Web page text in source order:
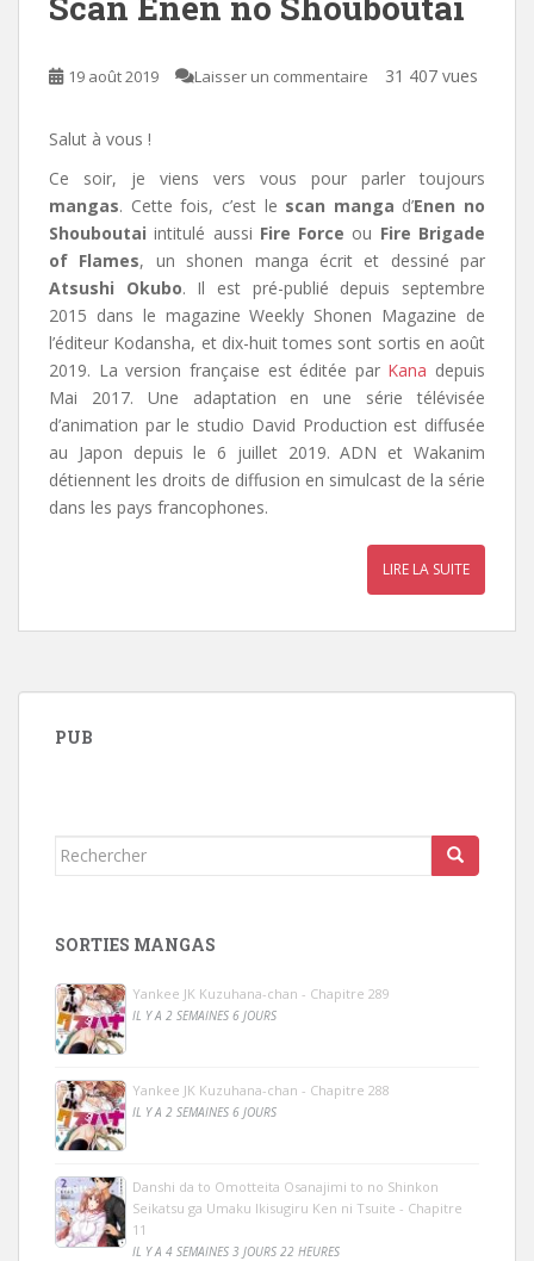
19 août 2019 Laisser un commentaire 31 407 vues
Salut à vous !
Ce soir, je viens vers vous pour parler toujours
mangas. Cette fois, c’est le scan manga d’Enen no
Shouboutai intitulé aussi Fire Force ou Fire Brigade
of Flames, un shonen manga écrit et dessiné par
Atsushi Okubo. Il est pré-publié depuis septembre
2015 dans le magazine Weekly Shonen Magazine de
l’éditeur Kodansha, et dix-huit tomes sont sortis en août
2019. La version française est éditée par Kana depuis
Mai 2017. Une adaptation en une série télévisée
d’animation par le studio David Production est diffusée
au Japon depuis le 6 juillet 2019. ADN et Wakanim
détiennent les droits de diffusion en simulcast de la série
dans les pays francophones.
LIRE LA SUITE
PUB
Rechercher...
SORTIES MANGAS
Yankee JK Kuzuhana-chan - Chapitre 289
IL Y A 2 SEMAINES 6 JOURS
Yankee JK Kuzuhana-chan - Chapitre 288
IL Y A 2 SEMAINES 6 JOURS
Danshi da to Omotteita Osanajimi to no Shinkon
Seikatsu ga Umaku Ikisugiru Ken ni Tsuite - Chapitre
11
IL Y A 4 SEMAINES 3 JOURS 22 HEURES